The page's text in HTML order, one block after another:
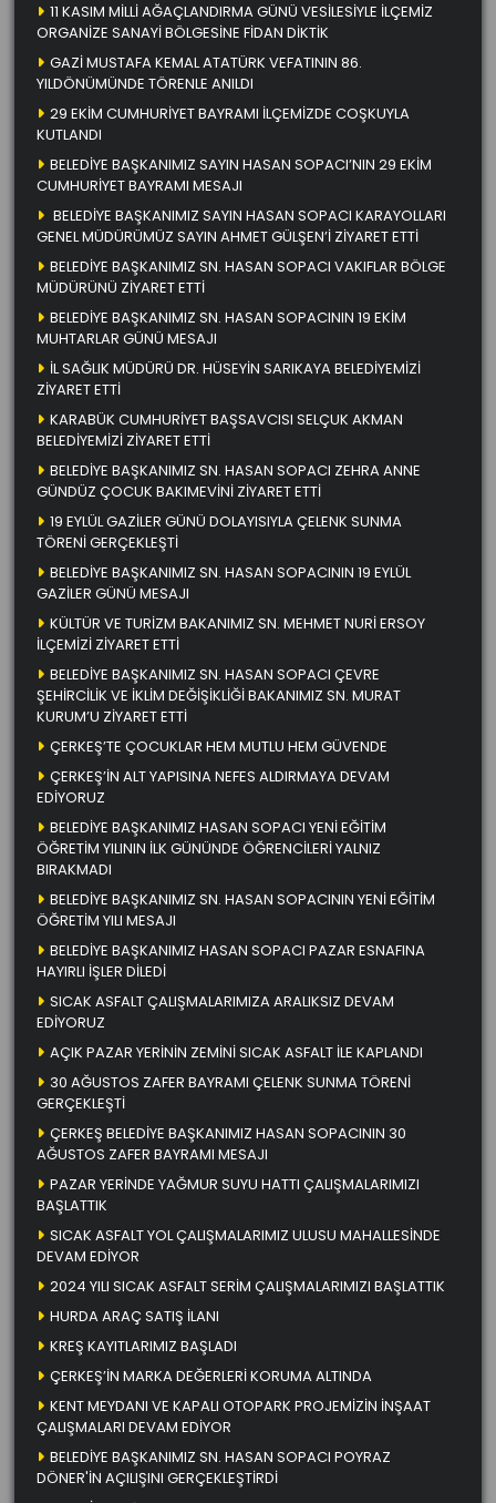
11 KASIM MİLLİ AĞAÇLANDIRMA GÜNÜ VESİLESİYLE İLÇEMİZ
ORGANİZE SANAYİ BÖLGESİNE FİDAN DİKTİK
GAZİ MUSTAFA KEMAL ATATÜRK VEFATININ 86.
YILDÖNÜMÜNDE TÖRENLE ANILDI
29 EKİM CUMHURİYET BAYRAMI İLÇEMİZDE COŞKUYLA
KUTLANDI
BELEDİYE BAŞKANIMIZ SAYIN HASAN SOPACI’NIN 29 EKİM
CUMHURİYET BAYRAMI MESAJI
BELEDİYE BAŞKANIMIZ SAYIN HASAN SOPACI KARAYOLLARI
GENEL MÜDÜRÜMÜZ SAYIN AHMET GÜLŞEN’İ ZİYARET ETTİ
BELEDİYE BAŞKANIMIZ SN. HASAN SOPACI VAKIFLAR BÖLGE
MÜDÜRÜNÜ ZİYARET ETTİ
BELEDİYE BAŞKANIMIZ SN. HASAN SOPACININ 19 EKİM
MUHTARLAR GÜNÜ MESAJI
İL SAĞLIK MÜDÜRÜ DR. HÜSEYİN SARIKAYA BELEDİYEMİZİ
ZİYARET ETTİ
KARABÜK CUMHURİYET BAŞSAVCISI SELÇUK AKMAN
BELEDİYEMİZİ ZİYARET ETTİ
BELEDİYE BAŞKANIMIZ SN. HASAN SOPACI ZEHRA ANNE
GÜNDÜZ ÇOCUK BAKIMEVİNİ ZİYARET ETTİ
19 EYLÜL GAZİLER GÜNÜ DOLAYISIYLA ÇELENK SUNMA
TÖRENİ GERÇEKLEŞTİ
BELEDİYE BAŞKANIMIZ SN. HASAN SOPACININ 19 EYLÜL
GAZİLER GÜNÜ MESAJI
KÜLTÜR VE TURİZM BAKANIMIZ SN. MEHMET NURİ ERSOY
İLÇEMİZİ ZİYARET ETTİ
BELEDİYE BAŞKANIMIZ SN. HASAN SOPACI ÇEVRE
ŞEHİRCİLİK VE İKLİM DEĞİŞİKLİĞİ BAKANIMIZ SN. MURAT
KURUM’U ZİYARET ETTİ
ÇERKEŞ’TE ÇOCUKLAR HEM MUTLU HEM GÜVENDE
ÇERKEŞ’İN ALT YAPISINA NEFES ALDIRMAYA DEVAM
EDİYORUZ
BELEDİYE BAŞKANIMIZ HASAN SOPACI YENİ EĞİTİM
ÖĞRETİM YILININ İLK GÜNÜNDE ÖĞRENCİLERİ YALNIZ
BIRAKMADI
BELEDİYE BAŞKANIMIZ SN. HASAN SOPACININ YENİ EĞİTİM
ÖĞRETİM YILI MESAJI
BELEDİYE BAŞKANIMIZ HASAN SOPACI PAZAR ESNAFINA
HAYIRLI İŞLER DİLEDİ
SICAK ASFALT ÇALIŞMALARIMIZA ARALIKSIZ DEVAM
EDİYORUZ
AÇIK PAZAR YERİNİN ZEMİNİ SICAK ASFALT İLE KAPLANDI
30 AĞUSTOS ZAFER BAYRAMI ÇELENK SUNMA TÖRENİ
GERÇEKLEŞTİ
ÇERKEŞ BELEDİYE BAŞKANIMIZ HASAN SOPACININ 30
AĞUSTOS ZAFER BAYRAMI MESAJI
PAZAR YERİNDE YAĞMUR SUYU HATTI ÇALIŞMALARIMIZI
BAŞLATTIK
SICAK ASFALT YOL ÇALIŞMALARIMIZ ULUSU MAHALLESİNDE
DEVAM EDİYOR
2024 YILI SICAK ASFALT SERİM ÇALIŞMALARIMIZI BAŞLATTIK
HURDA ARAÇ SATIŞ İLANI
KREŞ KAYITLARIMIZ BAŞLADI
ÇERKEŞ’İN MARKA DEĞERLERİ KORUMA ALTINDA
KENT MEYDANI VE KAPALI OTOPARK PROJEMİZİN İNŞAAT
ÇALIŞMALARI DEVAM EDİYOR
BELEDİYE BAŞKANIMIZ SN. HASAN SOPACI POYRAZ
DÖNER'İN AÇILIŞINI GERÇEKLEŞTİRDİ